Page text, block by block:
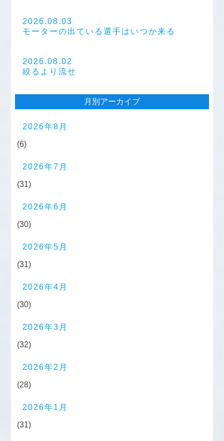
2026.08.03
モーターの出ている選手はいつか来る
2026.08.02
絞るより流せ
月別アーカイブ
2026年8月
(6)
2026年7月
(31)
2026年6月
(30)
2026年5月
(31)
2026年4月
(30)
2026年3月
(32)
2026年2月
(28)
2026年1月
(31)